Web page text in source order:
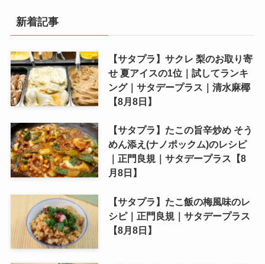
新着記事
【サタプラ】サクレ 梨のお取り寄
せ 夏アイスの1位｜試してランキ
ング｜サタデープラス｜清水麻椰
【8月8日】
【サタプラ】たこの旨辛炒め そう
めん添え(ナノポックム)のレシピ
｜正門良規｜サタデープラス【8
月8日】
【サタプラ】たこ飯の梅風味のレ
シピ｜正門良規｜サタデープラス
【8月8日】